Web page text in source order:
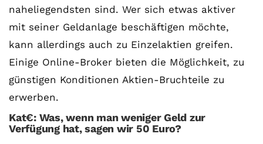
naheliegendsten sind. Wer sich etwas aktiver
mit seiner Geldanlage beschäftigen möchte,
kann allerdings auch zu Einzelaktien greifen.
Einige Online-Broker bieten die Möglichkeit, zu
günstigen Konditionen Aktien-Bruchteile zu
erwerben.
Kat€: Was, wenn man weniger Geld zur
Verfügung hat, sagen wir 50 Euro?